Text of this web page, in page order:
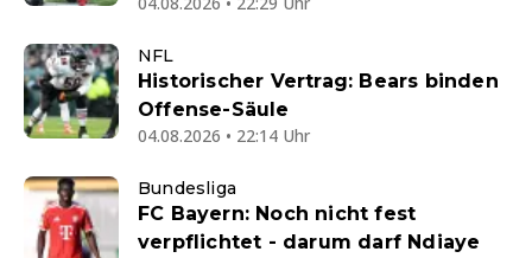
NFL
Historischer Vertrag: Bears binden
Offense-Säule
04.08.2026 • 22:14 Uhr
Bundesliga
FC Bayern: Noch nicht fest
verpflichtet - darum darf Ndiaye